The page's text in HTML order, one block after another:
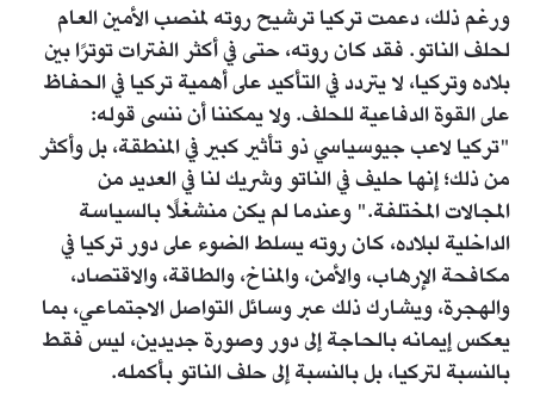
ورغم ذلك، دعمت تركيا ترشيح روته لمنصب الأمين العام
لحلف الناتو. فقد كان روته، حتى في أكثر الفترات توترًا بين
بلاده وتركيا، لا يتردد في التأكيد على أهمية تركيا في الحفاظ
على القوة الدفاعية للحلف. ولا يمكننا أن ننسى قوله:
"تركيا لاعب جيوسياسي ذو تأثير كبير في المنطقة، بل وأكثر
من ذلك؛ إنها حليف في الناتو وشريك لنا في العديد من
المجالات المختلفة." وعندما لم يكن منشغلًا بالسياسة
الداخلية لبلاده، كان روته يسلط الضوء على دور تركيا في
مكافحة الإرهاب، والأمن، والمناخ، والطاقة، والاقتصاد،
والهجرة، ويشارك ذلك عبر وسائل التواصل الاجتماعي، بما
يعكس إيمانه بالحاجة إلى دور وصورة جديدين، ليس فقط
بالنسبة لتركيا، بل بالنسبة إلى حلف الناتو بأكمله.